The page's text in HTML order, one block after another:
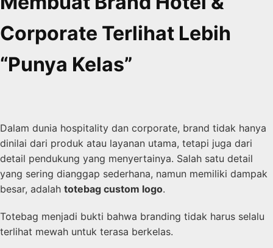
Corporate Terlihat Lebih
“Punya Kelas”
Dalam dunia hospitality dan corporate, brand tidak hanya
dinilai dari produk atau layanan utama, tetapi juga dari
detail pendukung yang menyertainya. Salah satu detail
yang sering dianggap sederhana, namun memiliki dampak
besar, adalah totebag custom logo.
Totebag menjadi bukti bahwa branding tidak harus selalu
terlihat mewah untuk terasa berkelas.